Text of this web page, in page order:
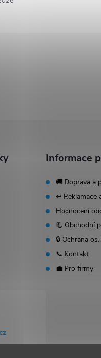
Informace
🚚 Doprava a
↩️ Reklamace
Hodnocení
📃 Obchodní
🔒 Ochrana
📞 Kontakt
💼 Pro firmy